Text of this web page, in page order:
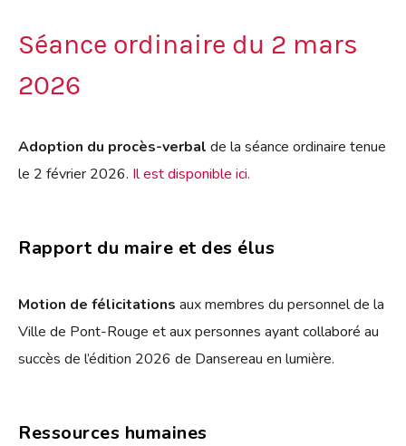
Séance ordinaire du 2 mars
2026
Adoption du procès-verbal de la séance ordinaire tenue
le 2 février 2026. Il est disponible ici.
Rapport du maire et des élus
Motion de félicitations aux membres du personnel de la
Ville de Pont-Rouge et aux personnes ayant collaboré au
succès de l’édition 2026 de Dansereau en lumière.
Ressources humaines